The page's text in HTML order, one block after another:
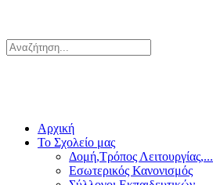
Αρχική
Το Σχολείο μας
Δομή,Τρόπος Λειτουργίας,...
Εσωτερικός Κανονισμός